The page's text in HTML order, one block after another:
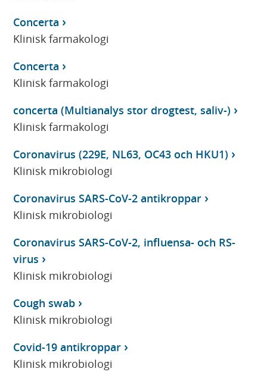
Concerta
Klinisk farmakologi
Concerta
Klinisk farmakologi
concerta (Multianalys stor drogtest, saliv-)
Klinisk farmakologi
Coronavirus (229E, NL63, OC43 och HKU1)
Klinisk mikrobiologi
Coronavirus SARS-CoV-2 antikroppar
Klinisk mikrobiologi
Coronavirus SARS-CoV-2, influensa- och RS-
virus
Klinisk mikrobiologi
Cough swab
Klinisk mikrobiologi
Covid-19 antikroppar
Klinisk mikrobiologi